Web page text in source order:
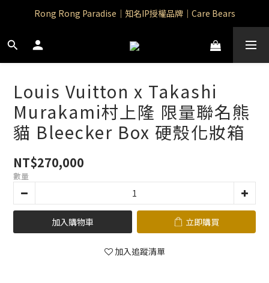
Rong Rong Paradise｜知名IP授權品牌｜Care Bears
Rong Rong Paradise｜知名IP授權品牌｜Care Bears
Rong Rong Selection 國 際 精 品｜生 活 選 物
Rong Rong Selection服 飾 | 自 訂 品 牌 服 飾
Rong Rong Paradise｜知名IP授權品牌｜Care Bears
Louis Vuitton x Takashi
Murakami村上隆 限量聯名熊
貓 Bleecker Box 硬殼化妝箱
NT$270,000
數量
加入購物車 立即購買
加入追蹤清單